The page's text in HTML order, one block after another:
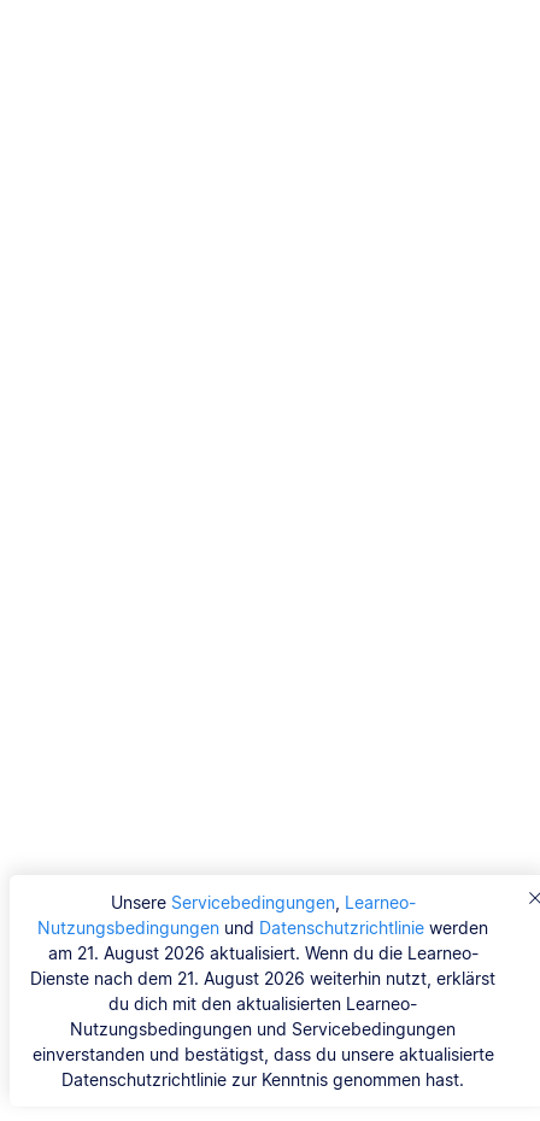
Unsere Servicebedingungen, Learneo-
Nutzungsbedingungen und Datenschutzrichtlinie werden
am 21. August 2026 aktualisiert. Wenn du die Learneo-
Dienste nach dem 21. August 2026 weiterhin nutzt, erklärst
du dich mit den aktualisierten Learneo-
Nutzungsbedingungen und Servicebedingungen
einverstanden und bestätigst, dass du unsere aktualisierte
Datenschutzrichtlinie zur Kenntnis genommen hast.